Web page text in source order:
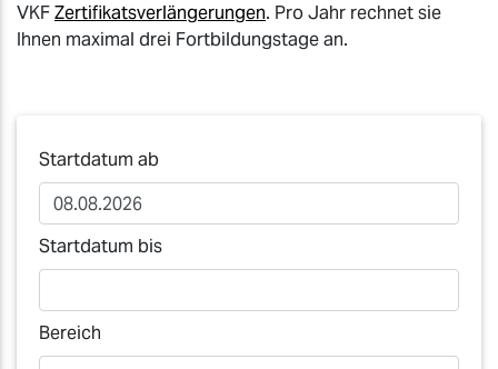
VKFZertifikatsverlängerungen. Pro Jahr rechnet sie
Ihnen maximal drei Fortbildungstage an.
Startdatum ab
Startdatum bis
Bereich